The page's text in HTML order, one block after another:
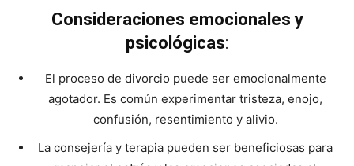
Consideraciones emocionales y
psicológicas:
El proceso de divorcio puede ser emocionalmente
agotador. Es común experimentar tristeza, enojo,
confusión, resentimiento y alivio.
La consejería y terapia pueden ser beneficiosas para